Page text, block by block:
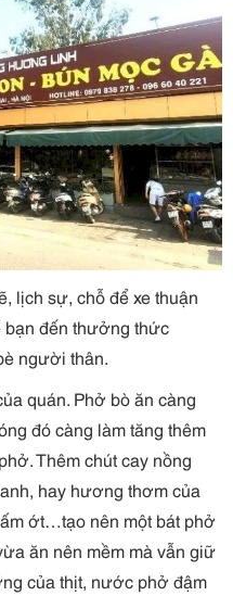
lịch sự, chỗ để xe thuận
đến thưởng thức
người thân.
quán. Phở bò ăn càng
đó càng làm tăng thêm
Thêm chút cay nồng
hay hương thơm của
ớt…tạo nên một bát phở
ăn nên mềm mà vẫn giữ
của thịt, nước phở đậm